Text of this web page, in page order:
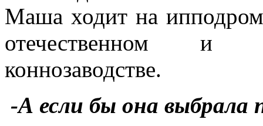
Маша ходит на
отечественном и
коннозаводстве.
-А если бы она выбрала